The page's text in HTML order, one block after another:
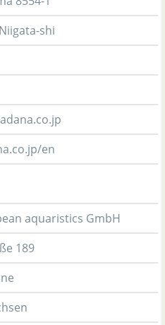
shi
en
aquaristics GmbH
189